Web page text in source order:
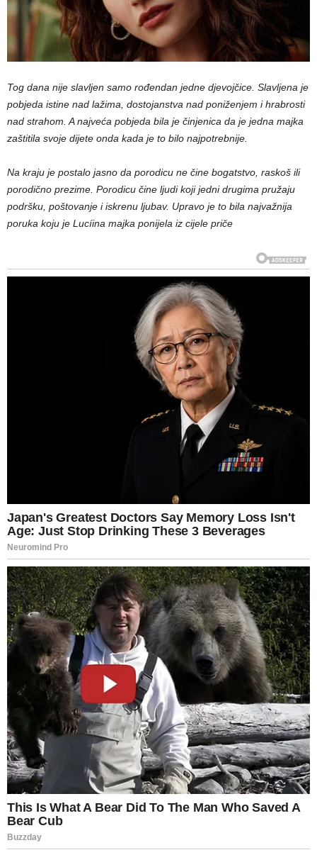
Tog dana nije slavljen samo rođendan jedne djevojčice. Slavljena je
pobjeda istine nad lažima, dostojanstva nad poniženjem i hrabrosti
nad strahom. A najveća pobjeda bila je činjenica da je jedna majka
zaštitila svoje dijete onda kada je to bilo najpotrebnije.
Na kraju je postalo jasno da porodicu ne čine bogatstvo, raskoš ili
porodično prezime. Porodicu čine ljudi koji jedni drugima pružaju
podršku, poštovanje i iskrenu ljubav. Upravo je to bila najvažnija
poruka koju je Lucíina majka ponijela iz cijele priče